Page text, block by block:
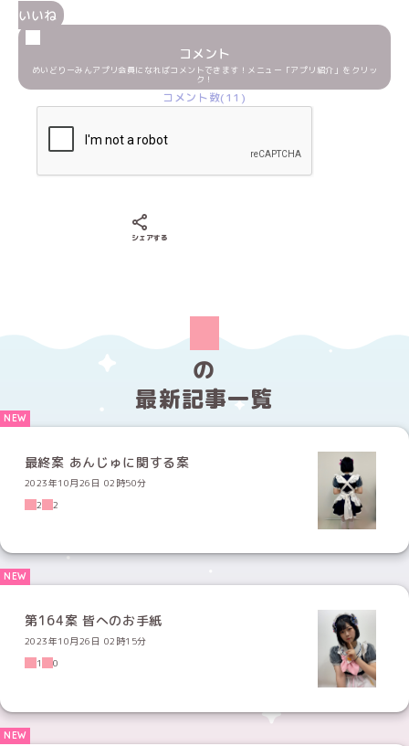
いいね
コメント
めいどりーみんアプリ会員になればコメントできます！メニュー「アプリ紹介」をクリッ
ク！
コメント数(11)
シェアする
の
最新記事一覧
最終案 あんじゅに関する案
2023年10月26日 02時50分
2
2
第164案 皆へのお手紙
2023年10月26日 02時15分
1
0